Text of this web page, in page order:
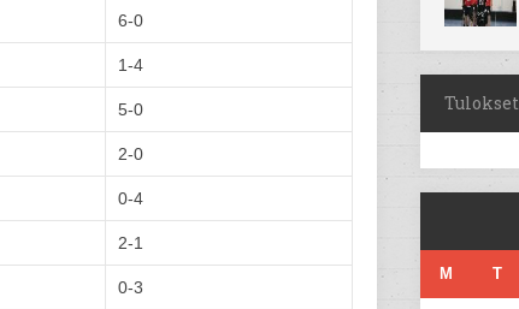
6-0
1-4
5-0
2-0
0-4
2-1
0-3
Tulokset
M T